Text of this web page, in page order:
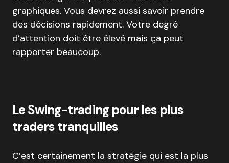
graphiques. Vous devrez aussi savoir prendre
des décisions rapidement. Votre degré
d’attention doit être élevé mais ça peut
rapporter beaucoup.
Le Swing-trading pour les plus
traders tranquilles
C’est certainement la stratégie qui est la plus